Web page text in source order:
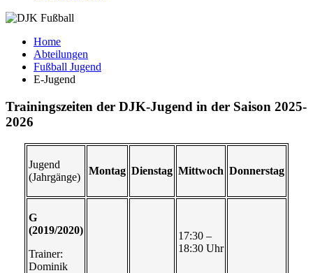
Home
Abteilungen
Fußball Jugend
E-Jugend
Trainingszeiten der DJK-Jugend in der Saison 2025-
2026
Jugend
(Jahrgänge)
Montag Dienstag Mittwoch Donnerstag
G
(2019/2020)
Trainer:
Dominik
17:30 –
18:30 Uhr